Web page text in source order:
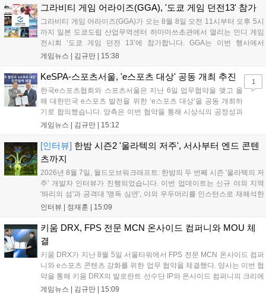
을 개선 중이며, 상세 정보는 스팀 페이지에서 확인 가능합니다....
그라비티 게임 어라이즈(GGA), '도쿄 게임 던전13' 참가
그라비티 게임 어라이즈(GGA)가 오는 8월 8일 오전 11시부터 오후 5시
까지 일본 도쿄도립 산업무역센터 하마마쓰초관에서 열리는 인디 게임
전시회 ‘도쿄 게임 던전 13’에 참가합니다. GGA는 이번 행사에서
‘JALECO ARCADE COLLECTION’ 시리즈의 미공개 작품 12종을 최초
입니다. 시연 참여 관람객에게는 선착순으로 특별 굿즈를 증정하며, 인
게임뉴스 | 김규만 | 15:38
KeSPA-스포츠서울, 'e스포츠 대상' 공동 개최 추진
한국e스포츠협회와 스포츠서울은 지난 6일 업무협약을 맺고 올
해 대한민국 e스포츠 발전을 위한 ‘e스포츠 대상’을 공동 개최하
기로 합의했습니다. 양측은 이번 협약을 통해 시상식의 공정성과
전문성을 강화하고 MZ세대를 겨냥한 미디어 영향력을 확대해 e
김영만 회장은 10년 만에 재추진되는 이번 시상식이 e스포츠의
성과와 가치를 널리 알리는 권위 있는 행사가 되도록 노력하겠다
고 밝혔습니다....
게임뉴스 | 김규만 | 15:12
1
[인터뷰] 한밤 시즌2 '울라텍의 저주', 서사부터 엔드 콘텐
츠까지
2026년 8월 7일, 월드오브워크래프트: 한밤의 두 번째 시즌 '울라텍의 저
주' 개발자 인터뷰가 진행되었습니다. 이번 업데이트는 신규 야외 지역
'똬리의 섬'과 공격대 '맹독 심연', 야외 우두머리를 인스턴스로 재해석한
'소굴'을 포함합니다. 개발진은 하우징 시스템 개선 및 신화+ 던전 로테이
를 표했습니다....
인터뷰 | 정재훈 | 15:09
키움 DRX, FPS 전문 MCN 온사이드 컴퍼니와 MOU 체
결
키움 DRX가 지난 8월 5일 서울타워에서 FPS 전문 MCN 온사이드 컴퍼
니와 e스포츠 콘텐츠 강화를 위한 업무 협약을 체결했다. 양사는 이번 협
약을 통해 키움 DRX의 발로란트 선수단 IP와 온사이드 컴퍼니의 크리에
이터 네트워크를 결합하여 정규 및 특별 콘텐츠를 공동 기획한다. 또한
게임뉴스 | 김규만 | 15:09